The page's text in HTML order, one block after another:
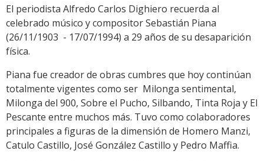
Link
El periodista Alfredo Carlos Dighiero recuerda al
celebrado músico y compositor Sebastián Piana
(26/11/1903 - 17/07/1994) a 29 años de su desaparición
física.
Piana fue creador de obras cumbres que hoy continúan
totalmente vigentes como ser Milonga sentimental,
Milonga del 900, Sobre el Pucho, Silbando, Tinta Roja y El
Pescante entre muchos más. Tuvo como colaboradores
principales a figuras de la dimensión de Homero Manzi,
Catulo Castillo, José González Castillo y Pedro Maffia.